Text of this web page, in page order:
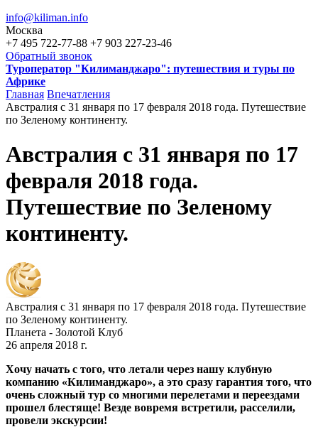
info@kiliman.info
Москва
+7 495 722-77-88 +7 903 227-23-46
Обратный звонок
Туроператор "Килиманджаро": путешествия и туры по
Африке
Вы здесь
Главная Впечатления
Австралия с 31 января по 17 февраля 2018 года. Путешествие
по Зеленому континенту.
Австралия с 31 января по 17
февраля 2018 года.
Путешествие по Зеленому
континенту.
Австралия с 31 января по 17 февраля 2018 года. Путешествие
по Зеленому континенту.
Планета - Золотой Клуб
26 апреля 2018 г.
Хочу начать с того, что летали через нашу клубную
компанию «Килиманджаро», а это сразу гарантия того, что
очень сложный тур со многими перелетами и переездами
прошел блестяще! Везде вовремя встретили, расселили,
провели экскурсии!